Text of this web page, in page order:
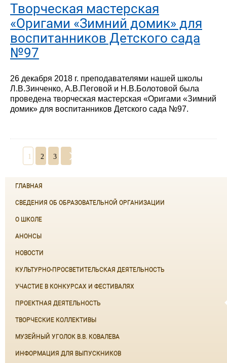
Творческая мастерская
«Оригами «Зимний домик» для
воспитанников Детского сада
№97
26 декабря 2018 г. преподавателями нашей школы
Л.В.Зинченко, А.В.Пеговой и Н.В.Болотовой была
проведена творческая мастерская «Оригами «Зимний
домик» для воспитанников Детского сада №97.
1 2 3
ГЛАВНАЯ
СВЕДЕНИЯ ОБ ОБРАЗОВАТЕЛЬНОЙ ОРГАНИЗАЦИИ
О ШКОЛЕ
АНОНСЫ
НОВОСТИ
КУЛЬТУРНО-ПРОСВЕТИТЕЛЬСКАЯ ДЕЯТЕЛЬНОСТЬ
УЧАСТИЕ В КОНКУРСАХ И ФЕСТИВАЛЯХ
ПРОЕКТНАЯ ДЕЯТЕЛЬНОСТЬ
ТВОРЧЕСКИЕ КОЛЛЕКТИВЫ
МУЗЕЙНЫЙ УГОЛОК В.В. КОВАЛЕВА
ИНФОРМАЦИЯ ДЛЯ ВЫПУСКНИКОВ